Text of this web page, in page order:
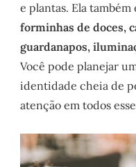
e plantas. Ela
forminhas de doces,
guardanapos,
Você pode planejar
identidade cheia de
atenção em todos